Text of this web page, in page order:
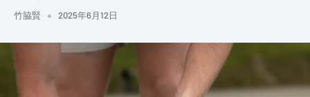
る
竹脇賢 2025年6月12日